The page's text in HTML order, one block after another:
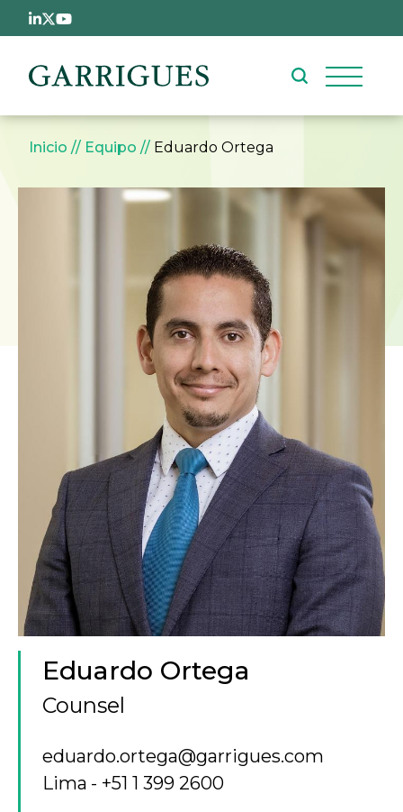
Pasar al contenido principal
Sobrescribir enlaces de
Inicio Equipo Eduardo Ortega
Eduardo Ortega
Counsel
eduardo.ortega@garrigues.com
Lima
+51 1 399 2600